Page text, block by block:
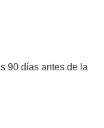
90 días antes de la